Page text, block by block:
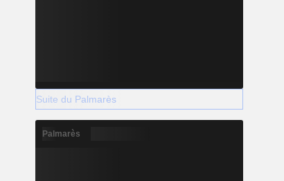
Suite du Palmarès
Palmarès